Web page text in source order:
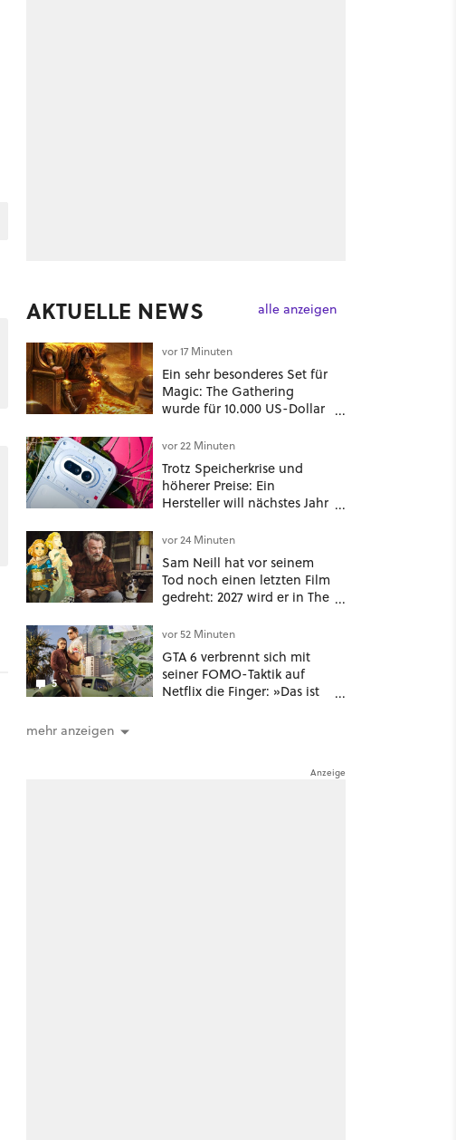
AKTUELLE NEWS alle anzeigen
vor 17 Minuten
Ein sehr besonderes Set für
Magic: The Gathering
wurde für 10.000 US-Dollar
bekommt es jeder viel
günstiger
vor 22 Minuten
Trotz Speicherkrise und
höherer Preise: Ein
Hersteller will nächstes Jahr
Handymodelle in den
Handel bringen
vor 24 Minuten
Sam Neill hat vor seinem
Tod noch einen letzten Film
gedreht: 2027 wird er in The
sein
5
vor 52 Minuten
GTA 6 verbrennt sich mit
seiner FOMO-Taktik auf
Netflix die Finger: »Das ist
mehr anzeigen